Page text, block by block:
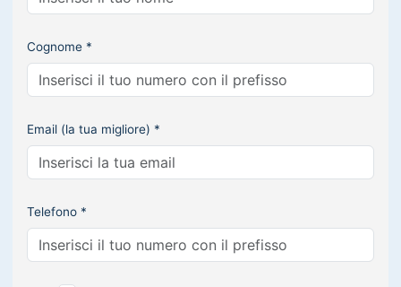
Cognome *
Email (la tua migliore) *
Telefono *